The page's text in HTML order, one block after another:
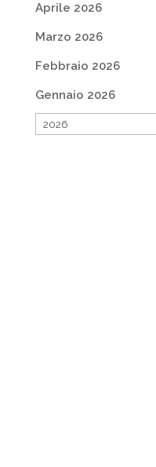
Aprile 2026
Marzo 2026
Febbraio 2026
Gennaio 2026